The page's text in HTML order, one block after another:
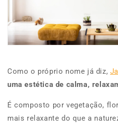
Como o próprio nome já diz,
uma estética de calma,
É composto por vegetação,
mais relaxante do que a